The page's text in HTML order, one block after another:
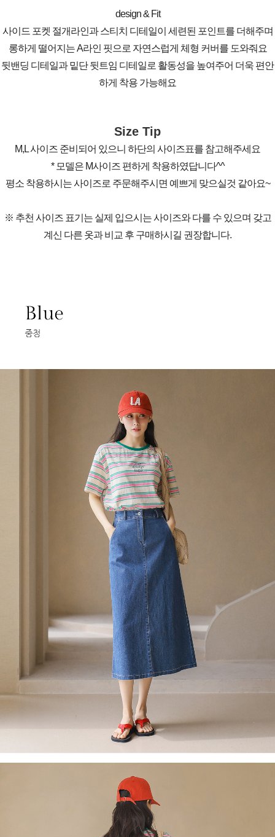
design & Fit
사이드 포켓 절개라인과 스티치 디테일이 세련된 포인트를 더해주며
롱하게 떨어지는 A라인 핏으로 자연스럽게 체형 커버를 도와줘요
뒷밴딩 디테일과 밑단 뒷트임 디테일로 활동성을 높여주어 더욱 편안
하게 착용 가능해요
Size Tip
M,L 사이즈 준비되어 있으니 하단의 사이즈표를 참고해주세요
* 모델은 M사이즈 편하게 착용하였답니다^^
평소 착용하시는 사이즈로 주문해주시면 예쁘게 맞으실것 같아요~
※ 추천 사이즈 표기는 실제 입으시는 사이즈와 다를 수 있으며 갖고
계신 다른 옷과 비교 후 구매하시길 권장합니다.